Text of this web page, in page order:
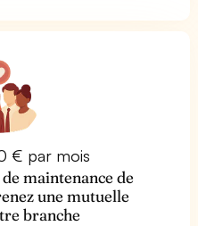
€ par mois
maintenance de
une mutuelle
branche